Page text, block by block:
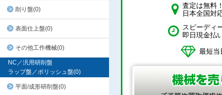
削り盤(0)
表面仕上盤(0)
その他工作機械(0)
NC／汎用研削盤
ラップ盤／ポリッシュ盤(0)
平面/成形研削盤(0)
査定は無料
日本全国対
スピーディ
即日現金払
最短当